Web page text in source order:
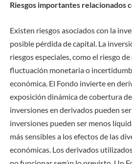
Riesgos importantes relacionados
Existen riesgos asociados con la
posible pérdida de capital. La
riesgos especiales, como el riesgo
fluctuación monetaria o
económica. El Fondo invierte en
exposición dinámica de cobertura
inversiones en derivados pueden
inversiones pueden ser menos
más sensibles a los efectos de las
económicas. Los derivados